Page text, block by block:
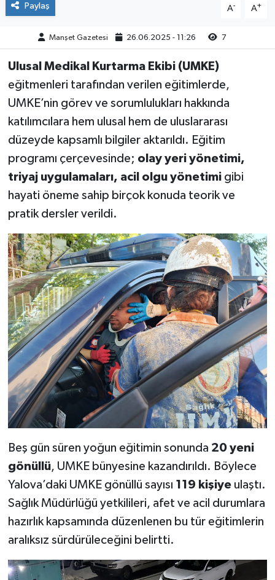
Paylaş A- A+
Manşet Gazetesi 26.06.2025 - 11:26 7
Ulusal Medikal Kurtarma Ekibi (UMKE)
eğitmenleri tarafından verilen eğitimlerde,
UMKE’nin görev ve sorumlulukları hakkında
katılımcılara hem ulusal hem de uluslararası
düzeyde kapsamlı bilgiler aktarıldı. Eğitim
programı çerçevesinde; olay yeri yönetimi,
triyaj uygulamaları, acil olgu yönetimigibi
hayati öneme sahip birçok konuda teorik ve
pratik dersler verildi.
Beş gün süren yoğun eğitimin sonunda 20 yeni
gönüllü, UMKE bünyesine kazandırıldı. Böylece
Yalova’daki UMKE gönüllü sayısı 119 kişiyeulaştı.
Sağlık Müdürlüğü yetkilileri, afet ve acil durumlara
hazırlık kapsamında düzenlenen bu tür eğitimlerin
aralıksız sürdürüleceğini belirtti.